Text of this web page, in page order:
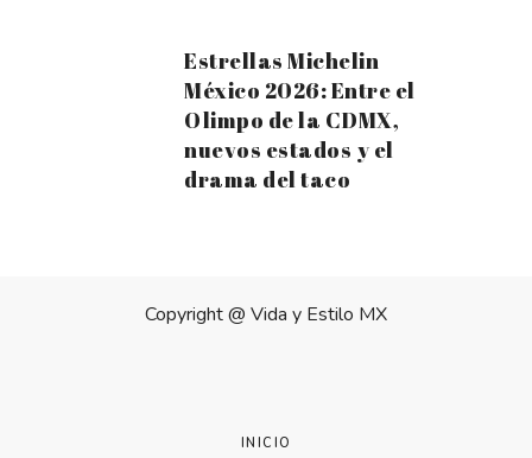
Estrellas Michelin
México 2026: Entre el
Olimpo de la CDMX,
nuevos estados y el
drama del taco
Copyright @ Vida y Estilo MX
INICIO